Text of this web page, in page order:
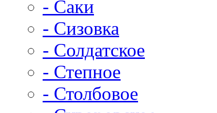
- Саки
- Сизовка
- Солдатское
- Степное
- Столбовое